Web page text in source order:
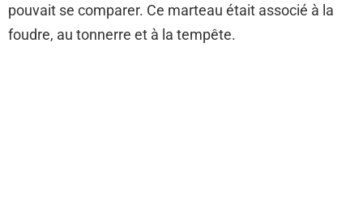
pouvait se comparer. Ce marteau était associé à la
foudre, au tonnerre et à la tempête.